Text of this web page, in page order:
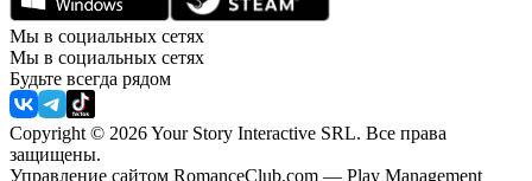
Мы в социальных сетях
Мы в социальных сетях
Будьте всегда рядом
Copyright © 2026 Your Story Interactive SRL. Все права
защищены.
Управление сайтом RomanceClub.com — Play Management